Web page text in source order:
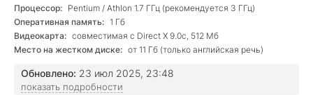
Процессор: Pentium / Athlon 1.7 ГГц (рекомендуется 3 ГГц)
Оперативная память: 1 Гб
Видеокарта: совместимая с Direct X 9.0c, 512 Мб
Место на жестком диске: от 11 Гб (только английская речь)
Обновлено: 23 июл 2025, 23:48
показать подробности